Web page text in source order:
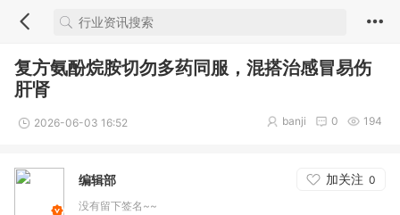
复方氨酚烷胺切勿多药同服，混搭治感冒易伤
肝肾
2026-06-03 16:52 194
0
banji
编辑部 加关注 0
没有留下签名~~